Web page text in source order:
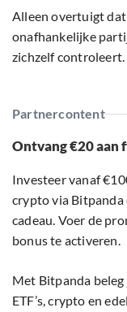
Alleen overtuigt
onafhankelijke
zichzelf controleert.
Partnercontent
Ontvang €20 aan
Investeer vanaf
crypto via Bitpanda
cadeau. Voer de
bonus te activeren.
Met Bitpanda
ETF’s, crypto en